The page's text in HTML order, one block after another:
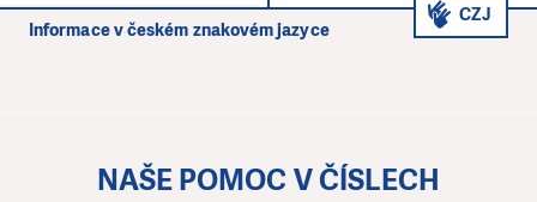
Informace v českém znakovém jazyce
CZJ
NAŠE POMOC V ČÍSLECH